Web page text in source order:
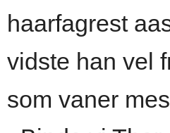
haarfagrest
vidste han vel
som vaner